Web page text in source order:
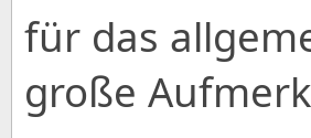
für das
große